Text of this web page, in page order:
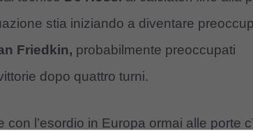
stia iniziando a diventare
Friedkin, probabilmente preoccupati
dopo quattro turni.
l’esordio in Europa ormai alle porte